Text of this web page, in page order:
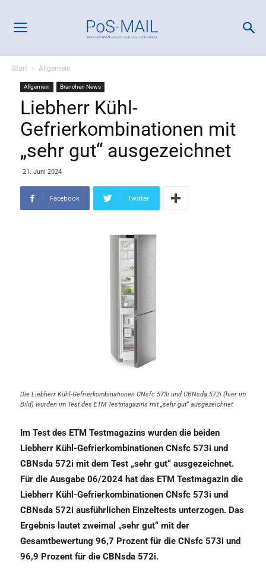
Start Allgemein
Allgemein Branchen News
Liebherr Kühl-
Gefrierkombinationen mit
„sehr gut“ ausgezeichnet
21. Juni 2024
Facebook Twitter
Die Liebherr Kühl-Gefrierkombinationen CNsfc 573i und CBNsda 572i (hier im
Bild) wurden im Test des ETM Testmagazins mit „sehr gut“ ausgezeichnet.
Im Test des ETM Testmagazins wurden die beiden
Liebherr Kühl-Gefrierkombinationen CNsfc 573i und
CBNsda 572i mit dem Test „sehr gut“ ausgezeichnet.
Für die Ausgabe 06/2024 hat das ETM Testmagazin die
Liebherr Kühl-Gefrierkombinationen CNsfc 573i und
CBNsda 572i ausführlichen Einzeltests unterzogen. Das
Ergebnis lautet zweimal „sehr gut“ mit der
Gesamtbewertung 96,7 Prozent für die CNsfc 573i und
96,9 Prozent für die CBNsda 572i.